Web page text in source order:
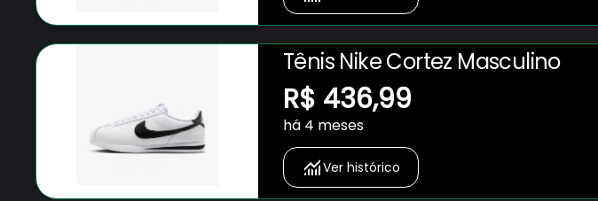
Tênis Nike Cortez Masculino
R$ 436,99
há 4 meses
Ver histórico